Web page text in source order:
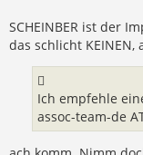
SCHEINBER ist der
das schlicht KEINEN,
Ich empfehle
assoc-team-de